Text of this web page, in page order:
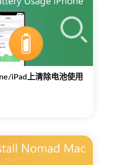
iPad上清除电池使用